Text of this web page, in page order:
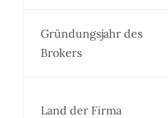
Gründungsjahr des
Brokers
Land der Firma